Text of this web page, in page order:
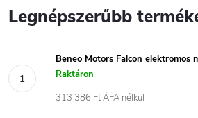
Legnépszerűbb
Beneo Motors Falcon elektromos
Raktáron
313 386 Ft ÁFA nélkül